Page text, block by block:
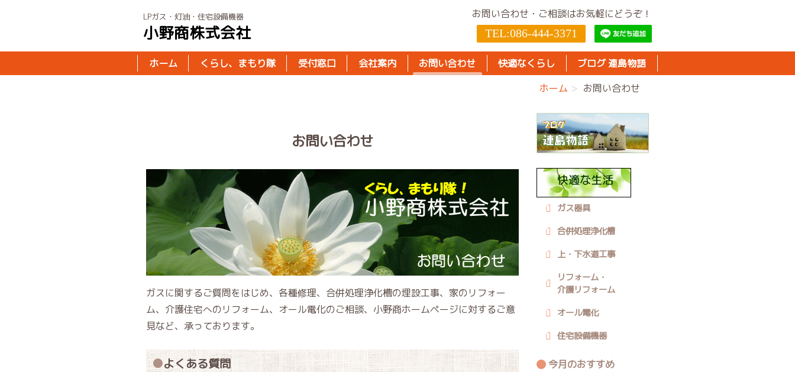
LPガス・灯油・住宅設備機器
小野商株式会社
お問い合わせ・ご相談はお気軽にどうぞ！
TEL:086-444-3371
ホーム くらし、まもり隊 受付窓口 会社案内 お問い合わせ 快適なくらし
ブログ 連島物語
ホーム
お問い合わせ
お問い合わせ
ガスに関するご質問をはじめ、各種修理、合併処理浄化槽の埋設工事、家のリフォー
ム、介護住宅へのリフォーム、オール電化のご相談、小野商ホームページに対するご意
見など、承っております。
よくある質問
ガス器具
合併処理浄化槽
上・下水道工事
リフォーム・
介護リフォーム
オール電化
住宅設備機器
今月のおすすめ